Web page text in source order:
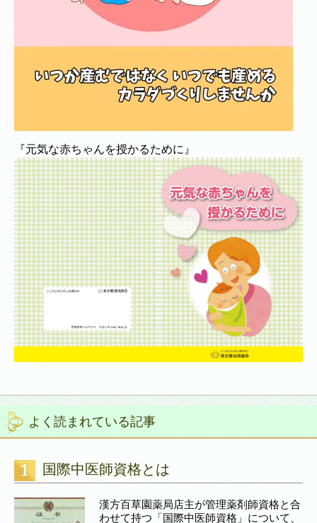
『元気な赤ちゃんを授かるために』
よく読まれている記事
国際中医師資格とは
漢方百草園薬局店主が管理薬剤師資格と合
わせて持つ「国際中医師資格」について、